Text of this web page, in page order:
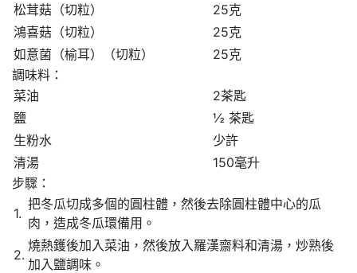
松茸菇（切粒）
25克
鴻喜菇（切粒）
25克
如意菌（榆耳）（切粒）
25克
調味料：
菜油
2茶匙
鹽
½ 茶匙
生粉水
少許
清湯
150毫升
步驟：
1.
把冬瓜切成多個的圓柱體，然後去除圓柱體中心的瓜
肉，造成冬瓜環備用。
2.
燒熱鑊後加入菜油，然後放入羅漢齋料和清湯，炒熟後
加入鹽調味。